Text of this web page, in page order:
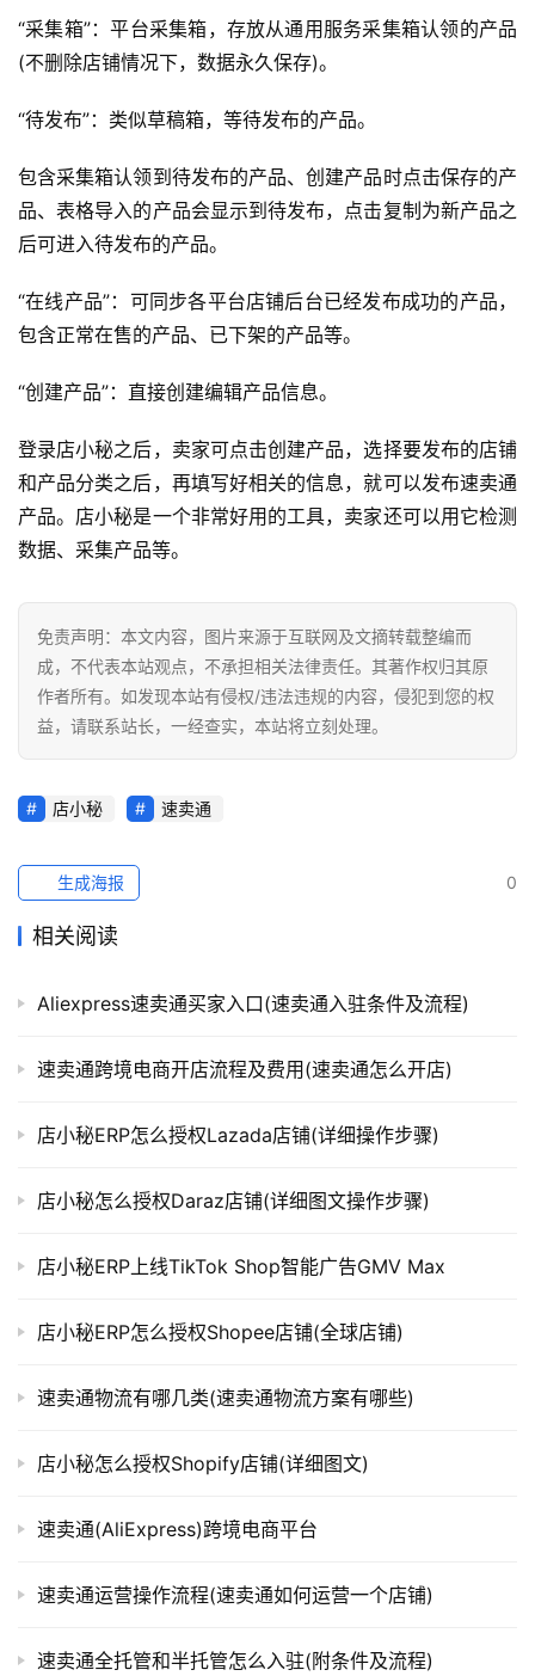
球
开
跨
境
百
科
社
媒
销
跨
境
导
航
“采集箱”：平台采集箱，存放从通用服务采集箱认领的产品
(不删除店铺情况下，数据永久保存)。
“待发布”：类似草稿箱，等待发布的产品。
包含采集箱认领到待发布的产品、创建产品时点击保存的产
品、表格导入的产品会显示到待发布，点击复制为新产品之
后可进入待发布的产品。
“在线产品”：可同步各平台店铺后台已经发布成功的产品，
包含正常在售的产品、已下架的产品等。
“创建产品”：直接创建编辑产品信息。
登录店小秘之后，卖家可点击创建产品，选择要发布的店铺
和产品分类之后，再填写好相关的信息，就可以发布速卖通
产品。店小秘是一个非常好用的工具，卖家还可以用它检测
数据、采集产品等。
免责声明：本文内容，图片来源于互联网及文摘转载整编而
成，不代表本站观点，不承担相关法律责任。其著作权归其原
作者所有。如发现本站有侵权/违法违规的内容，侵犯到您的权
益，请联系站长，一经查实，本站将立刻处理。
店小秘 速卖通
0
生成海报
相关阅读
Aliexpress速卖通买家入口(速卖通入驻条件及流程)
速卖通跨境电商开店流程及费用(速卖通怎么开店)
店小秘ERP怎么授权Lazada店铺(详细操作步骤)
店小秘怎么授权Daraz店铺(详细图文操作步骤)
店小秘ERP上线TikTok Shop智能广告GMV Max
店小秘ERP怎么授权Shopee店铺(全球店铺)
速卖通物流有哪几类(速卖通物流方案有哪些)
店小秘怎么授权Shopify店铺(详细图文)
速卖通(AliExpress)跨境电商平台
速卖通运营操作流程(速卖通如何运营一个店铺)
速卖通全托管和半托管怎么入驻(附条件及流程)